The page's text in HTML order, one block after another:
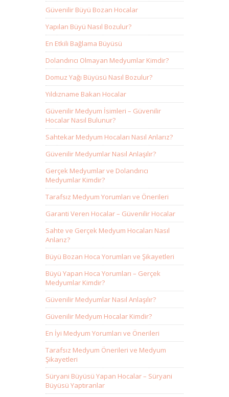
Güvenilir Büyü Bozan Hocalar
Yapılan Büyü Nasıl Bozulur?
En Etkili Bağlama Büyüsü
Dolandırıcı Olmayan Medyumlar Kimdir?
Domuz Yağı Büyüsü Nasıl Bozulur?
Yıldızname Bakan Hocalar
Güvenilir Medyum İsimleri – Güvenilir
Hocalar Nasıl Bulunur?
Sahtekar Medyum Hocaları Nasıl Anlarız?
Güvenilir Medyumlar Nasıl Anlaşılır?
Gerçek Medyumlar ve Dolandırıcı
Medyumlar Kimdir?
Tarafsız Medyum Yorumları ve Önerileri
Garanti Veren Hocalar – Güvenilir Hocalar
Sahte ve Gerçek Medyum Hocaları Nasıl
Anlarız?
Büyü Bozan Hoca Yorumları ve Şikayetleri
Büyü Yapan Hoca Yorumları – Gerçek
Medyumlar Kimdir?
Güvenilir Medyumlar Nasıl Anlaşılır?
Güvenilir Medyum Hocalar Kimdir?
En İyi Medyum Yorumları ve Önerileri
Tarafsız Medyum Önerileri ve Medyum
Şikayetleri
Süryani Büyüsü Yapan Hocalar – Süryani
Büyüsü Yaptıranlar